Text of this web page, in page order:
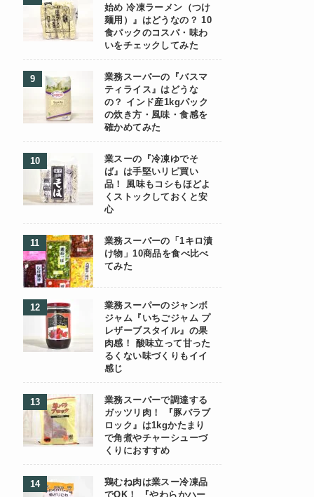
始め 冷凍ラーメン（つけ
麺用）』はどうなの？ 10
食パックのコスパ・味わ
いをチェックしてみた
業務スーパーの『バスマ
ティライス』はどうな
の？ インド産1kgパック
の炊き方・風味・食感を
確かめてみた
業スーの『冷凍ゆでそ
ば』は手堅いリピ買い
品！ 風味もコシもほどよ
くストックしておくと安
心
業務スーパーの「1キロ漬
け物」10商品を食べ比べ
てみた
業務スーパーのジャンボ
ジャム『いちごジャム プ
レザーブスタイル』の果
肉感！ 酸味立って甘った
るくない味づくりもイイ
感じ
業務スーパーで調達する
ガッツリ肉！ 『豚バラブ
ロック』は1kgかたまり
で角煮やチャーシューづ
くりにおすすめ
鶏むね肉は業スー冷凍品
でOK！ 『やわらかハー